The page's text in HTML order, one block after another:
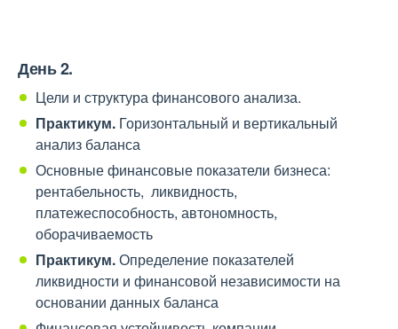
День 2.
Цели и структура финансового анализа.
Практикум. Горизонтальный и вертикальный
анализ баланса
Основные финансовые показатели бизнеса:
рентабельность, ликвидность,
платежеспособность, автономность,
оборачиваемость
Практикум.Определение показателей
ликвидности и финансовой независимости на
основании данных баланса